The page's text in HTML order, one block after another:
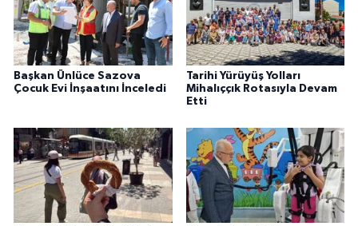
Başkan Ünlüce Sazova
Çocuk Evi İnşaatını İnceledi
Tarihi Yürüyüş Yolları
Mihalıççık Rotasıyla Devam
Etti